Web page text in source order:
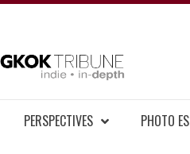
PERSPECTIVES PHOTO